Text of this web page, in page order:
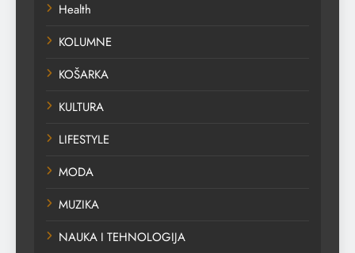
Health
KOLUMNE
KOŠARKA
KULTURA
LIFESTYLE
MODA
MUZIKA
NAUKA I TEHNOLOGIJA